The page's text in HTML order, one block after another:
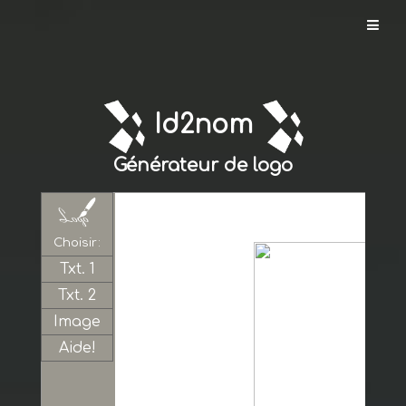
Id2nom.com
Vérifier
nom
Créer
Id2nom
Générateur de logo
Choisir:
Txt. 1
Txt. 2
Image
Aide!